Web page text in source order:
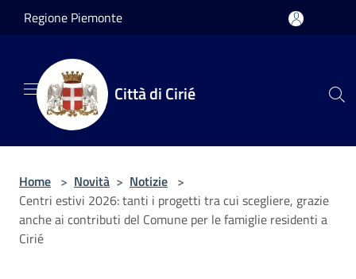
Salta al contenuto principale
Regione Piemonte
Città di Cirié
Home > Novità > Notizie >
Centri estivi 2026: tanti i progetti tra cui scegliere, grazie
anche ai contributi del Comune per le famiglie residenti a
Cirié